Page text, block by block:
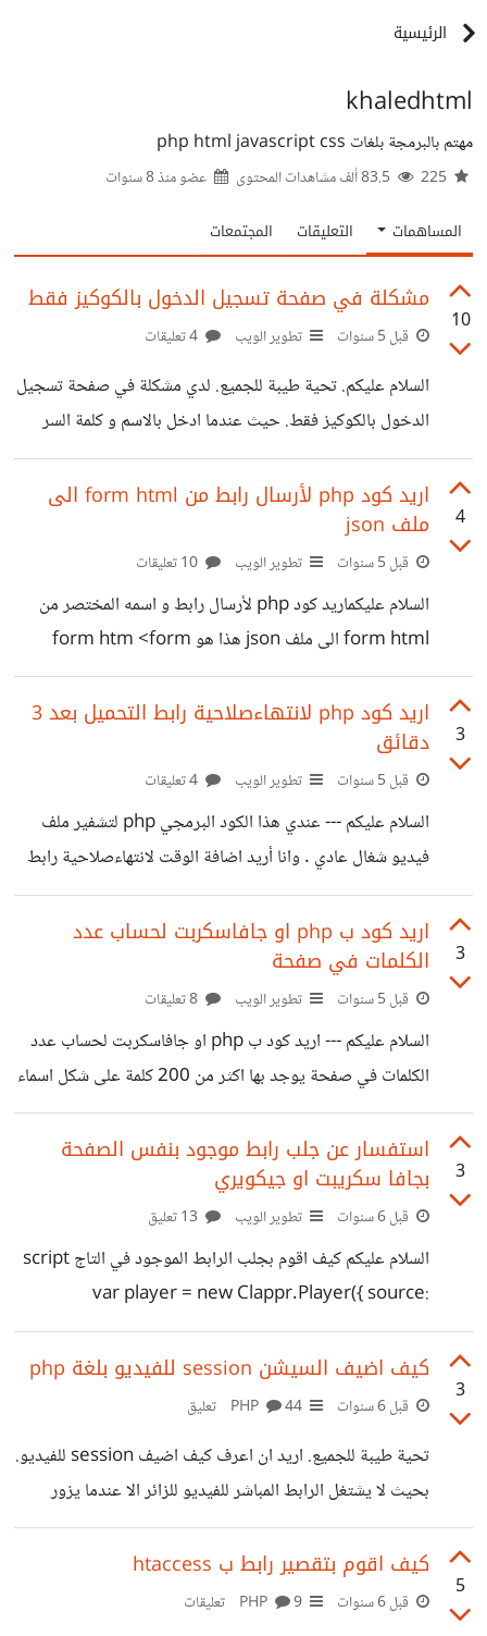
الرئيسية
khaledhtml
مهتم بالبرمجة بلغات php html javascript css
عضو منذ8 سنوات
المساهمات التعليقات المجتمعات
10
مشكلة في صفحة تسجيل الدخول بالكوكيز فقط
قبل 5 سنوات تطوير الويب
السلام عليكم. تحية طيبة للجميع. لدي مشكلة في صفحة تسجيل
الدخول بالكوكيز فقط. حيث عندما ادخل بالاسم و كلمة السر
ادخل للصفحة عادي واذا افتحت نفس الصفحة في نافذة اخرى
نفس المتصفح وبدون اغلاق الصفحة الاولى اضطر للدخول
بالاسم و كلمة السر مرة اخرى . وانا اريد ان تبقى الصفحة
مفتوحة على الاقل نصف ساعة. اريد الحل يكون بالكوكيز فقط
بدون قاعدة البيانات او السيشن الكود الصفحة في الرابط اسفله:
https://yamcode.com/embed/login-cookies-php
4
اريد كود php لأرسال رابط من form html الى
ملف json
قبل 5 سنوات تطوير الويب
السلام عليكم اريد كود php لأرسال رابط و اسمه المختصر من
form html الى ملف json هذا هو form htm <form
method="post"> <input type="text" name="link"
placeholder="Link" /><br /> <input type="text"
name="custom" placeholder="Custom Link" />
<br /> <input type="submit" value="submit" />
</form> مثلا الرابط في خانة name="link" و اسمه
المختصر في خانة name="custom ليصبح على هذا الشكل
وشكــــرا
3
اريد كود php لانتهاءصلاحية رابط التحميل بعد 3
دقائق
قبل 5 سنوات تطوير الويب
السلام عليكم --- عندي هذا الكود البرمجي php لتشفير ملف
فيديو شغال عادي . وانا أريد اضافة الوقت لانتهاءصلاحية رابط
بعد 3دقائق لكل زائر. جربت كثير من الأكواد التي وجدتها في
مواقع كثيرة ولكن لم انجح ارجوا المساعدة وشكرآآ.
[@waelaljamal]‍
3
اريد كود ب php او جافاسكربت لحساب عدد
الكلمات في صفحة
قبل 5 سنوات تطوير الويب
السلام عليكم --- اريد كود ب php او جافاسكربت لحساب عدد
الكلمات في صفحة يوجد بها اكثر من 200 كلمة على شكل اسماء
مثال: khaled ahmed rachid mohamed said .... الخ
3
استفسار عن جلب رابط موجود بنفس الصفحة
بجافا سكريبت او جيكويري
قبل 6 سنوات تطوير الويب
السلام عليكم كيف اقوم بجلب الرابط الموجود في التاج script
var player = new Clappr.Player({ source:
"https://mydomain.live/hls/live.m3u8", parentId:
"#player", width: "100%", height: "100%",
autoPlay: true }); وطبعه في الاسفل
3
كيف اضيف السيشن session للفيديو بلغة php
قبل 6 سنوات 44 تعليق
تحية طيبة للجميع. اريد ان اعرف كيف اضيف session للفيديو.
بحيث لا يشتغل الرابط المباشر للفيديو للزائر الا عندما يزور
الزائر الموقع ... شاهدت هذه الطريقة في عدة مواقع مع ان رابط
المباشر للفيديو لا يتغير . اتمنى من الأخ وليد يكون عنده الحل .
[@Alwalid]
5
كيف اقوم بتقصير رابط ب htaccess
قبل 6 سنوات 9 تعليقات